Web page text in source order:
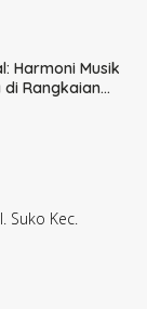
Harmoni Musik
di Rangkaian
Suko Kec.